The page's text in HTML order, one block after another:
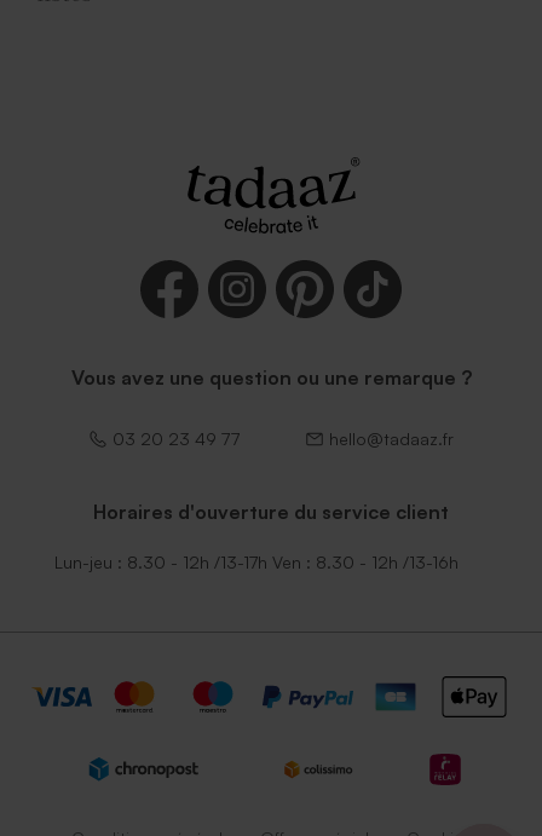
Vous avez une question ou une remarque ?
03 20 23 49 77 hello@tadaaz.fr
Horaires d'ouverture du service client
Lun-jeu : 8.30 - 12h /13-17h Ven : 8.30 - 12h /13-16h